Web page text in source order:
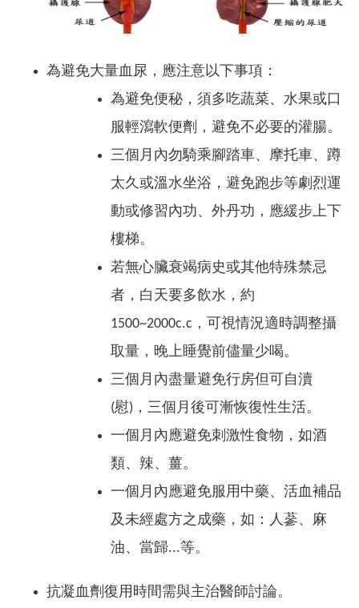
為避免大量血尿，應注意以下事項：
為避免便秘，須多吃蔬菜、水果或口
服輕瀉軟便劑，避免不必要的灌腸。
三個月內勿騎乘腳踏車、摩托車、蹲
太久或溫水坐浴，避免跑步等劇烈運
動或修習內功、外丹功，應緩步上下
樓梯。
若無心臟衰竭病史或其他特殊禁忌
者，白天要多飲水，約
1500~2000c.c，可視情況適時調整攝
取量，晚上睡覺前儘量少喝。
三個月內盡量避免行房但可自瀆
(慰)，三個月後可漸恢復性生活。
一個月內應避免刺激性食物，如酒
類、辣、薑。
一個月內應避免服用中藥、活血補品
及未經處方之成藥，如：人蔘、麻
油、當歸...等。
抗凝血劑復用時間需與主治醫師討論。